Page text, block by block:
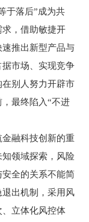
于落后”成为共
，借助敏捷开
推出新型产品与
市场、实现竞争
别人努力开辟市
最终陷入“不进
融科技创新的重
领域探索，风险
全的关系不能简
出机制，采用风
立体化风控体